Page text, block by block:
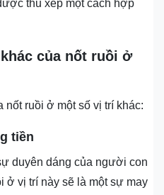
thu xếp một cách hợp
của nốt ruồi ở
nốt ruồi ở một số vị trí khác:
tiền
duyên dáng của người con
ở vị trí này sẽ là một sự may